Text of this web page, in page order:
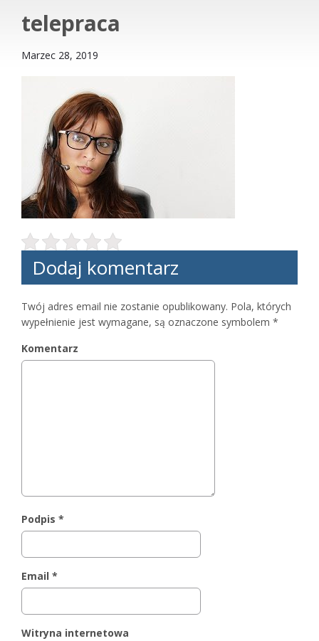
telepraca
Marzec 28, 2019
Dodaj komentarz
Twój adres email nie zostanie opublikowany. Pola, których
wypełnienie jest wymagane, są oznaczone symbolem *
Komentarz
Podpis *
Email *
Witryna internetowa